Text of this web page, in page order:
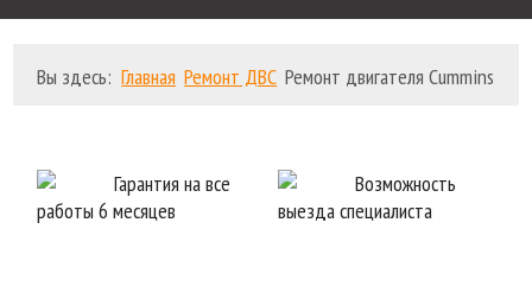
Вы здесь:Главная Ремонт ДВС Ремонт двигателя Cummins
Гарантия на все
работы 6 месяцев
Возможность
выезда специалиста